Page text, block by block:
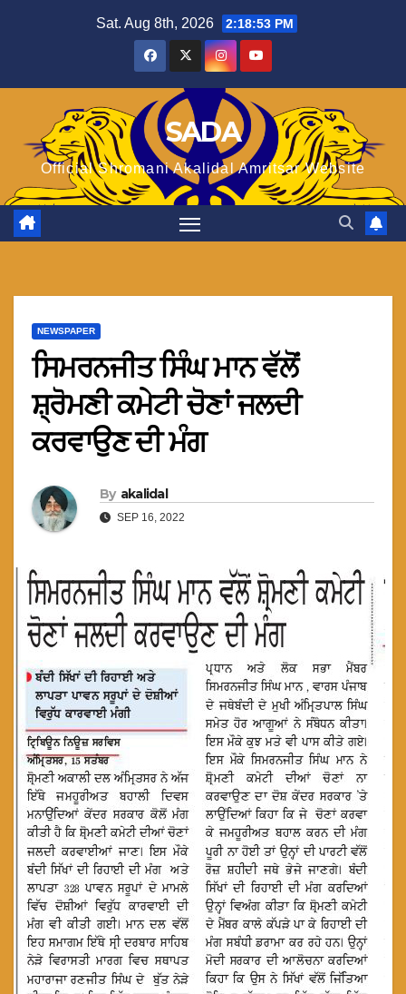
Sat. Aug 8th, 2026 2:18:55 PM
SADA
Official Shromani Akalidal Amritsar Website
NEWSPAPER
ਸਿਮਰਨਜੀਤ ਸਿੰਘ ਮਾਨ ਵੱਲੋਂ
ਸ਼੍ਰੋਮਣੀ ਕਮੇਟੀ ਚੋਣਾਂ ਜਲਦੀ
ਕਰਵਾਉਣ ਦੀ ਮੰਗ
By akalidal
SEP 16, 2022